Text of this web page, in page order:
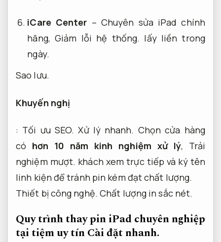
iCare Center – Chuyên sửa iPad chính
hãng,Giảm lỗi hệ thống. lấy liền trong
ngày.
Sao lưu.
Khuyến nghị
: Tối ưu SEO. Xử lý nhanh. Chọn cửa hàng
có hơn 10 năm kinh nghiệm xử lý, Trải
nghiệm mượt. khách xem trực tiếp và ký tên
linh kiện để tránh pin kém đạt chất lượng.
Thiết bị công nghệ. Chất lượng in sắc nét.
Quy trình thay pin iPad chuyên nghiệp
tại tiệm uy tínCài đặt nhanh.